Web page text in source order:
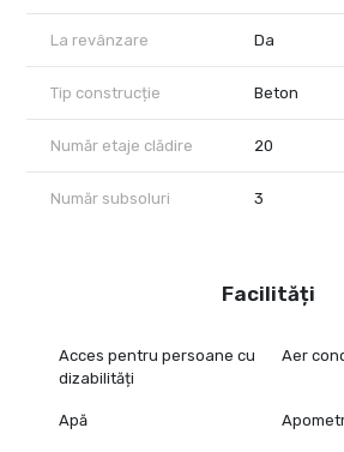
La revânzare Da
Tip construcție Beton
Număr etaje clădire 20
Număr subsoluri 3
Facilități
Acces pentru persoane cu
dizabilități
Aer
Apă